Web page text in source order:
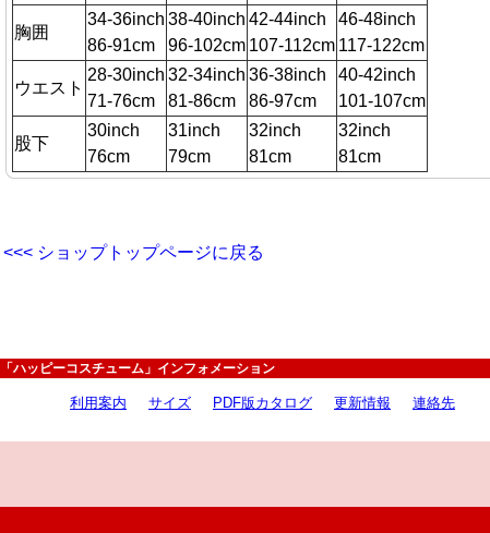
胸囲
34-36inch
86-91cm
38-40inch
96-102cm
42-44inch
107-112cm
46-48inch
117-122cm
ウエスト
28-30inch
71-76cm
32-34inch
81-86cm
36-38inch
86-97cm
40-42inch
101-107cm
股下
30inch
76cm
31inch
79cm
32inch
81cm
32inch
81cm
<<< ショップトップページに戻る
「ハッピーコスチューム」インフォメーション
利用案内 サイズ PDF版カタログ 更新情報 連絡先